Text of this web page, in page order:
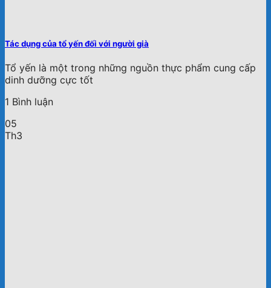
Tác dụng của tổ yến đối với người già
Tổ yến là một trong những nguồn thực phẩm cung cấp
dinh dưỡng cực tốt
1 Bình luận
05
Th3